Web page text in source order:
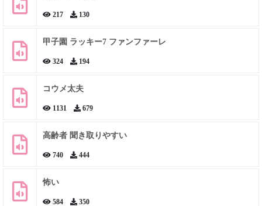
217 130
甲子園 ラッキー7 ファンファーレ
324 194
コウメ太夫
1131 679
高齢者 聞き取りやすい
740 444
怖い
584 350